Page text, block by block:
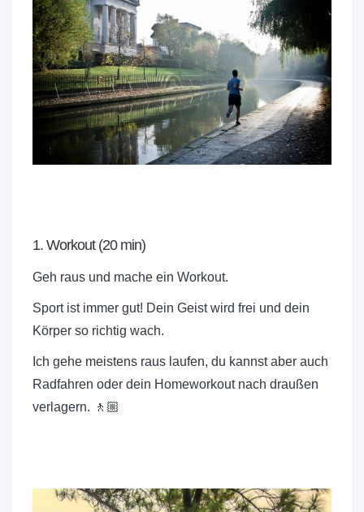
1. Workout (20 min)
Geh raus und mache ein Workout.
Sport ist immer gut! Dein Geist wird frei und dein
Körper so richtig wach.
Ich gehe meistens raus laufen, du kannst aber auch
Radfahren oder dein Homeworkout nach draußen
verlagern. 🚶🏼